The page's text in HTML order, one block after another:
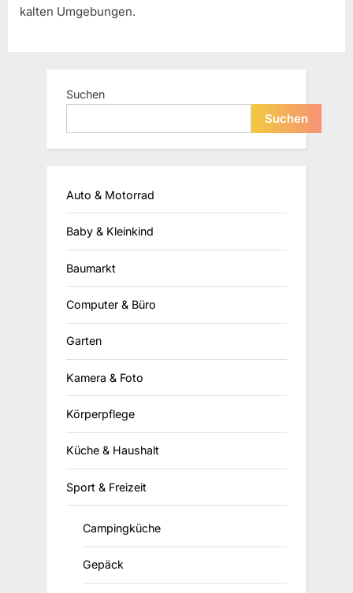
kalten Umgebungen.
Suchen
Suchen
Auto & Motorrad
Baby & Kleinkind
Baumarkt
Computer & Büro
Garten
Kamera & Foto
Körperpflege
Küche & Haushalt
Sport & Freizeit
Campingküche
Gepäck